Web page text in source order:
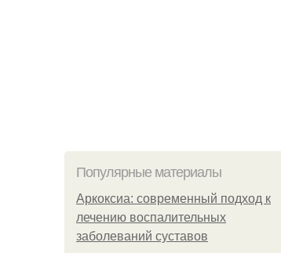
Популярные материалы
Аркоксиа: современный подход к
лечению воспалительных
заболеваний суставов